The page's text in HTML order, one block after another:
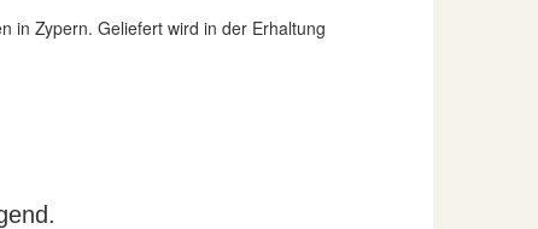
in Zypern. Geliefert wird in der Erhaltung